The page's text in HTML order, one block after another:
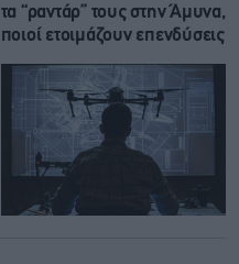
τα “ραντάρ” τους στην Άμυνα,
ποιοί ετοιμάζουν επενδύσεις